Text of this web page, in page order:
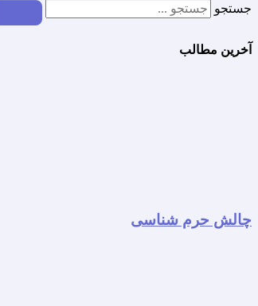
جستجو
آخرین مطالب
چالش حرم شناسی